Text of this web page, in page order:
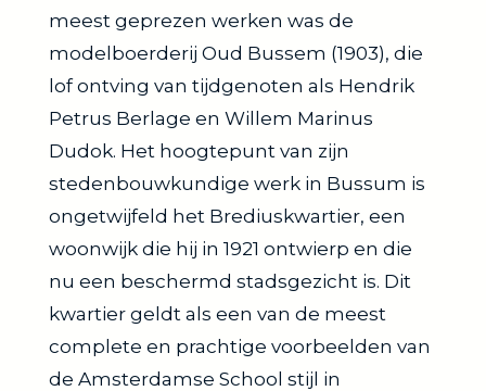
meest geprezen werken was de
modelboerderij Oud Bussem (1903), die
lof ontving van tijdgenoten als Hendrik
Petrus Berlage en Willem Marinus
Dudok. Het hoogtepunt van zijn
stedenbouwkundige werk in Bussum is
ongetwijfeld het Brediuskwartier, een
woonwijk die hij in 1921 ontwierp en die
nu een beschermd stadsgezicht is. Dit
kwartier geldt als een van de meest
complete en prachtige voorbeelden van
de Amsterdamse School stijl in